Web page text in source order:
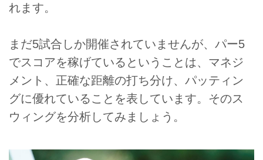
れます。
まだ5試合しか開催されていませんが、パー5
でスコアを稼げているということは、マネジ
メント、正確な距離の打ち分け、パッティン
グに優れていることを表しています。そのス
ウィングを分析してみましょう。